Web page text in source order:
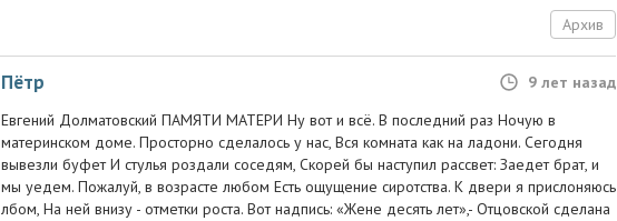
Архив
Пётр
9 лет назад
Евгений Долматовский ПАМЯТИ МАТЕРИ Ну вот и всё. В последний раз Ночую в
материнском доме. Просторно сделалось у нас, Вся комната как на ладони. Сегодня
вывезли буфет И стулья роздали соседям, Скорей бы наступил рассвет: Заедет брат, и
мы уедем. Пожалуй, в возрасте любом Есть ощущение сиротства. К двери я прислоняюсь
лбом, На ней внизу - отметки роста. Вот надпись: «Жене десять лет»,- Отцовской сделана